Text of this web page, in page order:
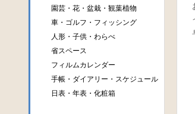
園芸・花・盆栽・観葉植物
車・ゴルフ・フィッシング
人形・子供・わらべ
省スペース
フィルムカレンダー
手帳・ダイアリー・スケジュール
日表・年表・化粧箱